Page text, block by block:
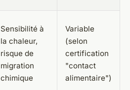
Sensibilité à
la chaleur,
risque de
migration
chimique
Variable
(selon
certification
"contact
alimentaire")